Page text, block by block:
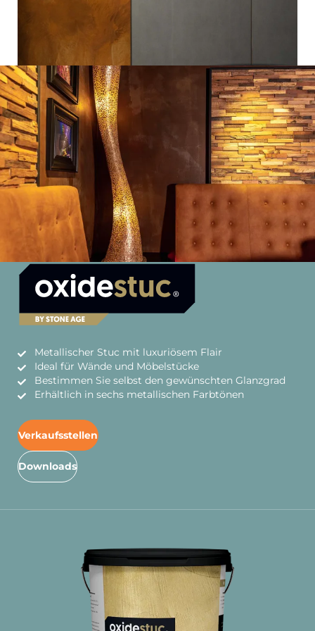
Metallischer Stuc mit luxuriösem Flair
Ideal für Wände und Möbelstücke
Bestimmen Sie selbst den gewünschten Glanzgrad
Erhältlich in sechs metallischen Farbtönen
Verkaufsstellen
Downloads